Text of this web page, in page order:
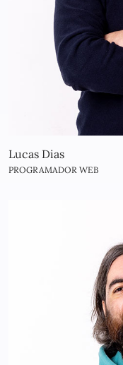
Lucas Dias
PROGRAMADOR WEB